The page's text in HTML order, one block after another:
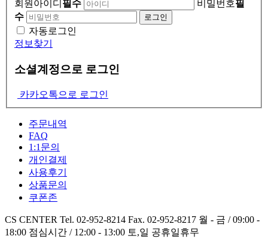
회원아이디 필수 비밀번호필
수
자동로그인
정보찾기
소셜계정으로 로그인
카카오톡으로 로그인
주문내역
FAQ
1:1문의
개인결제
사용후기
상품문의
쿠폰존
CS CENTER Tel. 02-952-8214 Fax. 02-952-8217 월 - 금 / 09:00 -
18:00 점심시간 / 12:00 - 13:00 토,일 공휴일휴무